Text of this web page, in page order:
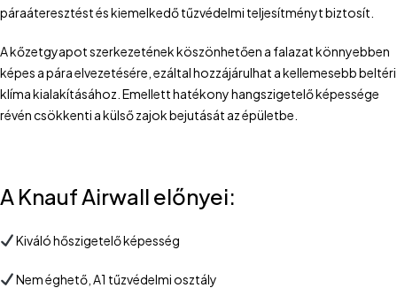
páraáteresztést és kiemelkedő tűzvédelmi teljesítményt biztosít.
A kőzetgyapot szerkezetének köszönhetően a falazat könnyebben
képes a pára elvezetésére, ezáltal hozzájárulhat a kellemesebb beltéri
klíma kialakításához. Emellett hatékony hangszigetelő képessége
révén csökkenti a külső zajok bejutását az épületbe.
A Knauf Airwall előnyei:
Kiváló hőszigetelő képesség
Nem éghető, A1 tűzvédelmi osztály